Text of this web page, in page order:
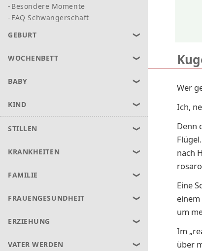
Besondere Momente
FAQ Schwangerschaft
GEBURT
WOCHENBETT
BABY
KIND
STILLEN
KRANKHEITEN
FAMILIE
FRAUENGESUNDHEIT
ERZIEHUNG
VATER WERDEN
Wer
Ich,
Denn
nach
Eine
um
Im
über